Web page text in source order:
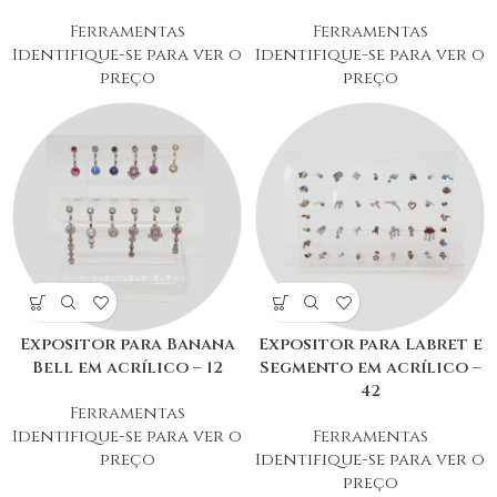
Ferramentas
Identifique-se para ver o
preço
Ferramentas
Identifique-se para ver o
preço
Expositor para Banana
Bell em acrílico – 12
Ferramentas
Identifique-se para ver o
preço
Expositor para Labret e
Segmento em acrílico –
42
Ferramentas
Identifique-se para ver o
preço